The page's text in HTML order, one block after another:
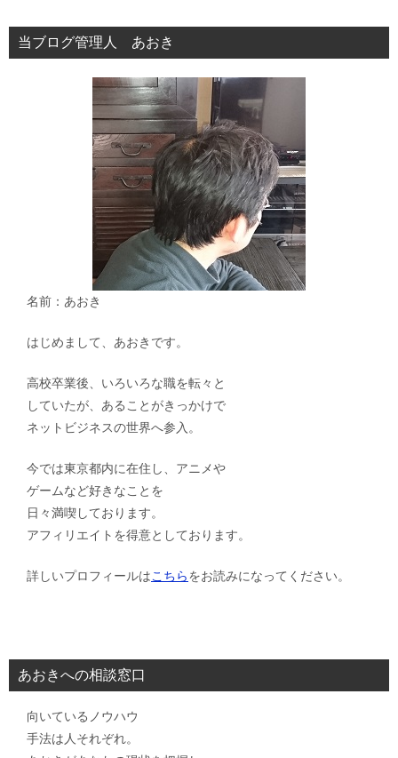
シ
ョ
当ブログ管理人 あおき
名前：あおき
はじめまして、あおきです。
高校卒業後、いろいろな職を転々と
していたが、あることがきっかけで
ネットビジネスの世界へ参入。
今では東京都内に在住し、アニメや
ゲームなど好きなことを
日々満喫しております。
アフィリエイトを得意としております。
詳しいプロフィールはこちらをお読みになってください。
あおきへの相談窓口
向いているノウハウ
手法は人それぞれ。